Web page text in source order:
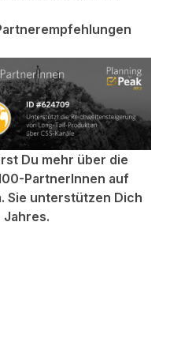
Du mehr über die
PartnerInnen auf
Sie unterstützen Dich
teilen